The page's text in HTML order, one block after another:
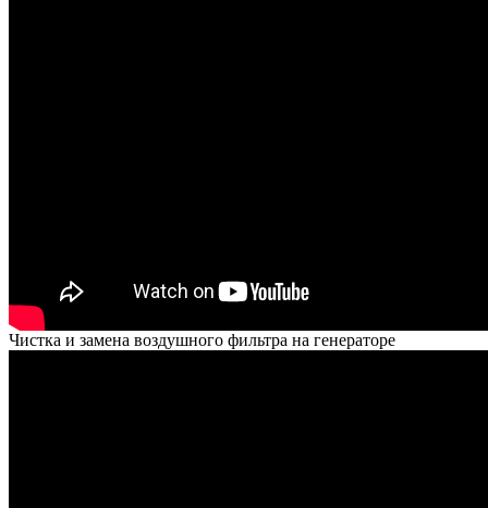
Чистка и замена воздушного фильтра на генераторе